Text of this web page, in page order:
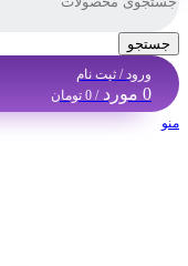
جستجو
ورود / ثبت نام
0 مورد/
0 تومان
منو